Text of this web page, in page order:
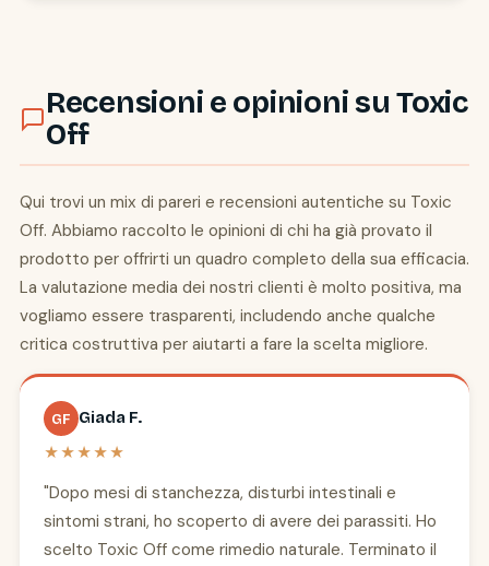
Recensioni e opinioni su Toxic
Off
Qui trovi un mix di pareri e recensioni autentiche su Toxic
Off. Abbiamo raccolto le opinioni di chi ha già provato il
prodotto per offrirti un quadro completo della sua efficacia.
La valutazione media dei nostri clienti è molto positiva, ma
vogliamo essere trasparenti, includendo anche qualche
critica costruttiva per aiutarti a fare la scelta migliore.
GF Giada F.
★★★★★
"Dopo mesi di stanchezza, disturbi intestinali e
sintomi strani, ho scoperto di avere dei parassiti. Ho
scelto Toxic Off come rimedio naturale. Terminato il